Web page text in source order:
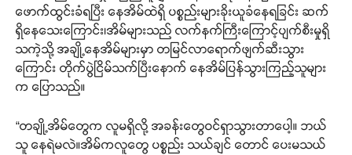
ဖောက်ထွင်းခံရပြီး နေအိမ်ထဲရှိ ပစ္စည်းများခိုးယူခံနေရခြင်း ဆက်
ရှိနေသေးကြောင်း၊အိမ်များသည် လက်နက်ကြီးကြောင့်ပျက်စီးမှုရှိ
သကဲ့သို့ အချို့နေအိမ်များမှာ တမြင်လာရောက်ဖျက်ဆီးသွား
ကြောင်း တိုက်ပွဲငြိမ်သက်ပြီးနောက် နေအိမ်ပြန်သွားကြည့်သူများ
က ပြောသည်။
“တချို့အိမ်တွေက လူမရှိလို့ အခန်းတွေဝင်ရှာသွားတာပေါ့။ ဘယ်
သူ နေရဲမလဲ။အိမ်ကလူတွေ ပစ္စည်း သယ်ချင် တောင် ပေးမသယ်